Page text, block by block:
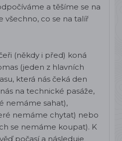
a těšíme se na
všechno, co se na talíř
(někdy i před) koná
(jeden z hlavních
která nás čeká den
na technické pasáže,
nemáme sahat),
nemáme chytat) nebo
se nemáme koupat). K
počasí a následuje